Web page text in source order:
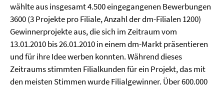
wählte aus insgesamt 4.500 eingegangenen Bewerbungen
3600 (3 Projekte pro Filiale, Anzahl der dm-Filialen 1200)
Gewinnerprojekte aus, die sich im Zeitraum vom
13.01.2010 bis 26.01.2010 in einem dm-Markt präsentieren
und für ihre Idee werben konnten. Während dieses
Zeitraums stimmten Filialkunden für ein Projekt, das mit
den meisten Stimmen wurde Filialgewinner. Über 600.000